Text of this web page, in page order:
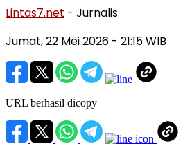
Lintas7.net - Jurnalis
Jumat, 22 Mei 2026 - 21:15 WIB
URL berhasil dicopy